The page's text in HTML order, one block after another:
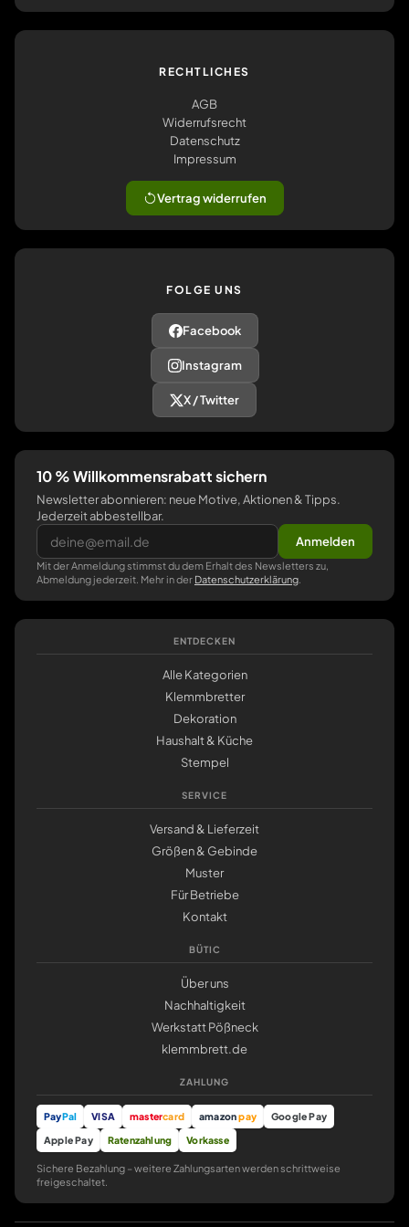
RECHTLICHES
AGB
Widerrufsrecht
Datenschutz
Impressum
Vertrag widerrufen
FOLGE UNS
Facebook
Instagram
X / Twitter
10 % Willkommensrabatt sichern
Newsletter abonnieren: neue Motive, Aktionen & Tipps.
Jederzeit abbestellbar.
Anmelden
Mit der Anmeldung stimmst du dem Erhalt des Newsletters zu,
Abmeldung jederzeit. Mehr in der Datenschutzerklärung
ENTDECKEN
Alle Kategorien
Klemmbretter
Dekoration
Haushalt & Küche
Stempel
SERVICE
Versand & Lieferzeit
Größen & Gebinde
Muster
Für Betriebe
Kontakt
BÜTIC
Über uns
Nachhaltigkeit
Werkstatt Pößneck
klemmbrett.de
ZAHLUNG
PayPal VISA mastercard amazonpay
Google Pay
Apple Pay
Ratenzahlung Vorkasse
Sichere Bezahlung – weitere Zahlungsarten werden schrittweise
freigeschaltet.